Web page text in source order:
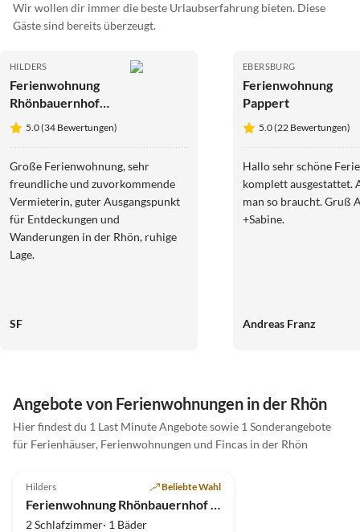
Wir wollen dir immer die beste Urlaubserfahrung bieten. Diese
Gäste sind bereits überzeugt.
HILDERS
Ferienwohnung
Rhönbauernhof
Spiegel
5.0 (34 Bewertungen)
Große Ferienwohnung, sehr
freundliche und zuvorkommende
Vermieterin, guter Ausgangspunkt
für Entdeckungen und
Wanderungen in der Rhön, ruhige
Lage.
SF
EBERSBURG
Ferienwohnung
Pappert
5.0 (22 Bewertungen)
Hallo sehr schöne
komplett ausgestattet.
man so braucht. Gruß
+Sabine.
Andreas Franz
Angebote von Ferienwohnungen in der Rhön
Hier findest du 1 Last Minute Angebote sowie 1 Sonderangebote
für Ferienhäuser, Ferienwohnungen und Fincas in der Rhön
Hilders Beliebte Wahl
2 Schlafzimmer· 1 Bäder